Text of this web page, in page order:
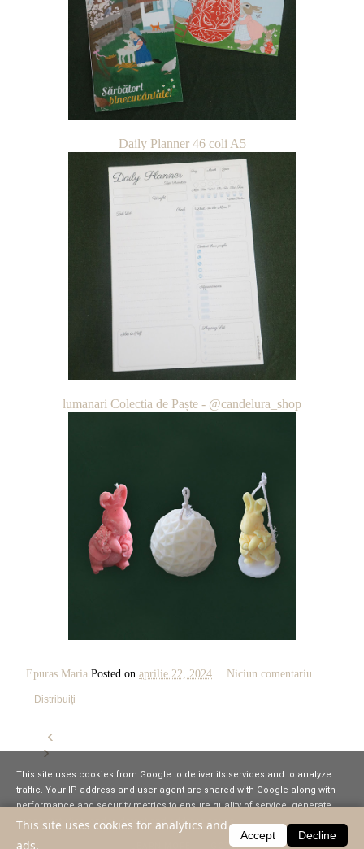
This site uses cookies for analytics and
ads.
Accept Decline
Daily Planner 46 coli A5
lumanari Colectia de Paște - @candelura_shop
Epuras Maria Posted on aprilie 22, 2024 Niciun comentariu
Distribuiți
‹
›
. Developed by JediThemes
This site uses cookies from Google to deliver its services and to analyze
traffic. Your IP address and user-agent are shared with Google along with
performance and security metrics to ensure quality of service, generate
usage statistics, and to detect and address abuse.
GOT IT